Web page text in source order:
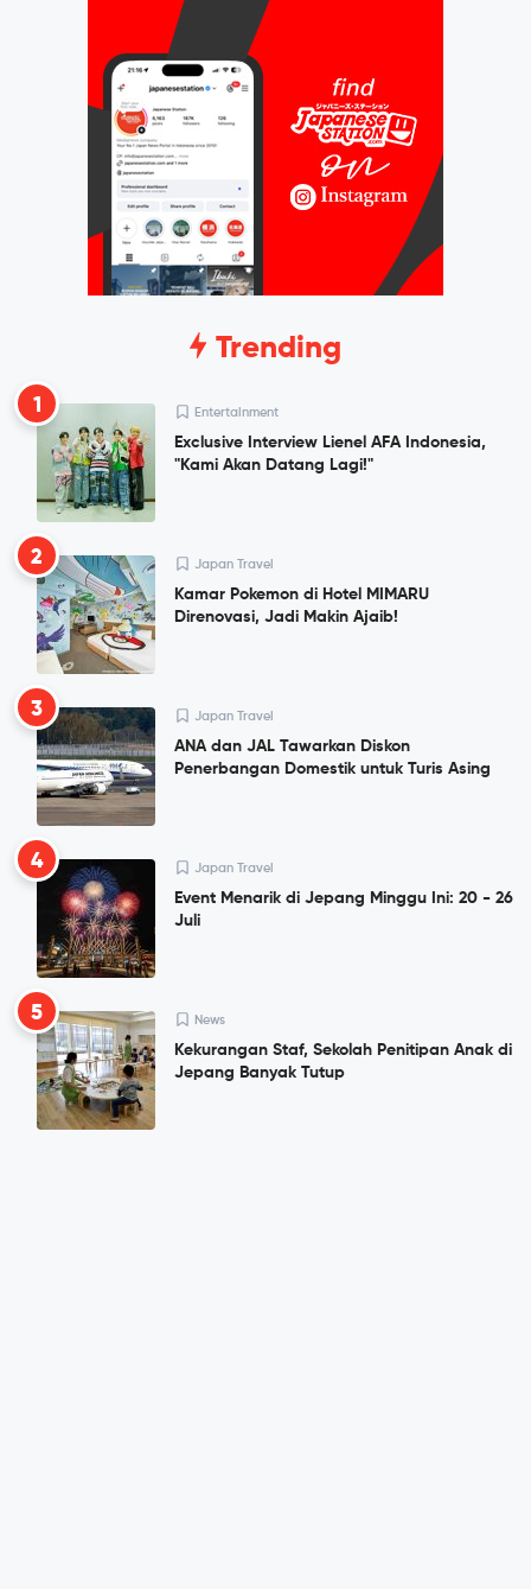
Trending
1 Entertainment
Exclusive Interview Lienel AFA Indonesia,
"Kami Akan Datang Lagi!"
2 Japan Travel
Kamar Pokemon di Hotel MIMARU
Direnovasi, Jadi Makin Ajaib!
3 Japan Travel
ANA dan JAL Tawarkan Diskon
Penerbangan Domestik untuk Turis Asing
4 Japan Travel
Event Menarik di Jepang Minggu Ini: 20 - 26
Juli
5 News
Kekurangan Staf, Sekolah Penitipan Anak di
Jepang Banyak Tutup